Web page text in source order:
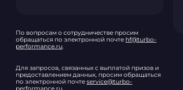
По вопросам о сотрудничестве просим
обращаться по электронной почте hf@turbo-
performance.ru.
Для запросов, связанных с выплатой призов и
предоставлением данных, просим обращаться
по электронной почте service@turbo-
performance.ru.